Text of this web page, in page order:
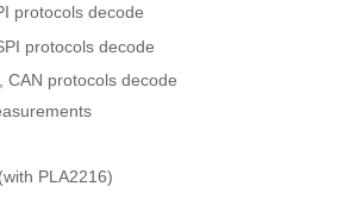
protocols decode
protocols decode
CAN protocols decode
PLA2216)